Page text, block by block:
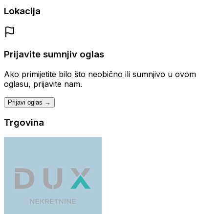
Lokacija
Prijavite sumnjiv oglas
Ako primijetite bilo što neobično ili sumnjivo u ovom
oglasu, prijavite nam.
Prijavi oglas →
Trgovina